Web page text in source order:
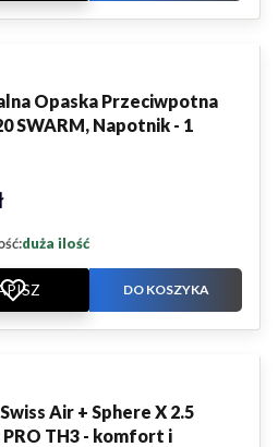
Opaska Przeciwpotna
SWARM, Napotnik - 1
duża ilość
DO KOSZYKA
Air + Sphere X 2.5
TH3 - komfort i